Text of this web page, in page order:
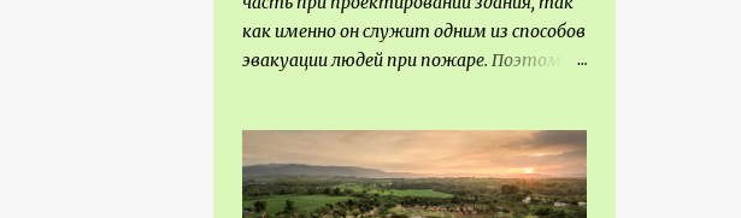
января
10
ноября 6
как именно он служит одним из способов
эвакуации людей при пожаре. Поэтому
выполнять правильный расчет. Все
особенности рассмотрим в данной
статье.